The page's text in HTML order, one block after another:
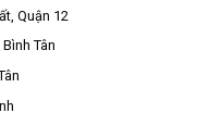
Quận 12
Tân